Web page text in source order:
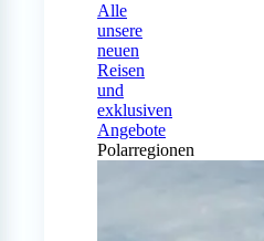
Alle
unsere
neuen
Reisen
und
exklusiven
Angebote
Polarregionen